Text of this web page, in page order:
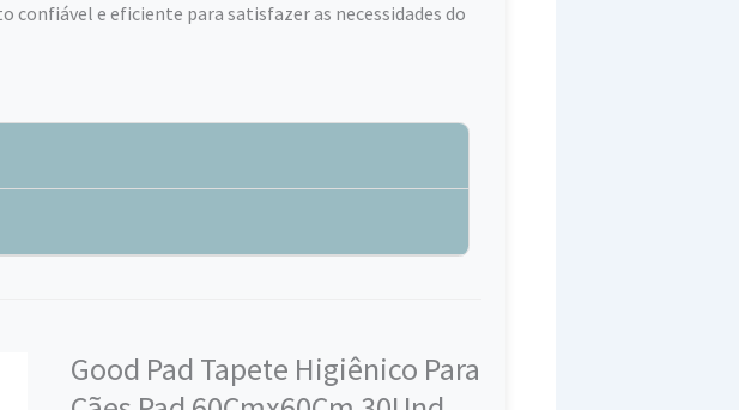
confiável e eficiente para satisfazer as necessidades do
desejado
espaço para o animal
superior de rápida absorção, o que pode causar
molhada.
Good Pad Tapete Higiênico Para